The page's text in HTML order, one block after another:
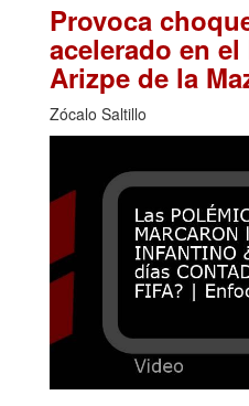
Provoca
acelerado en
Arizpe de la
Zócalo Saltillo